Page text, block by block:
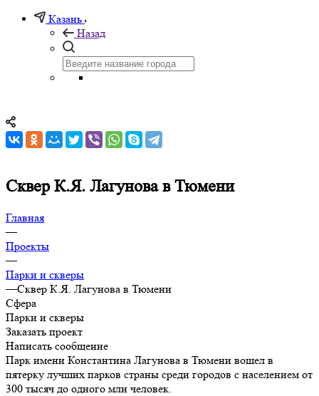
Казань
Назад
Сквер К.Я. Лагунова в Тюмени
Главная
—
Проекты
—
Парки и скверы
—Сквер К.Я. Лагунова в Тюмени
Сфера
Парки и скверы
Заказать проект
Написать сообщение
Парк имени Константина Лагунова в Тюмени вошел в
пятерку лучших парков страны среди городов с населением от
300 тысяч до одного млн человек.